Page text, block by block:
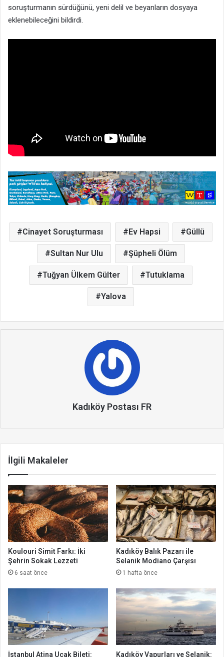
soruşturmanın sürdüğünü, yeni delil ve beyanların dosyaya
eklenebileceğini bildirdi.
Cinayet Soruşturması Ev Hapsi Güllü
Sultan Nur Ulu Şüpheli Ölüm
Tuğyan Ülkem Gülter Tutuklama
Yalova
Kadıköy Postası FR
İlgili Makaleler
Koulouri Simit Farkı: İki
Şehrin Sokak Lezzeti
6 saat önce
Kadıköy Balık Pazarı ile
Selanik Modiano Çarşısı
1 hafta önce
İstanbul Atina Uçak Bileti:
Kadıköy Vapurları ve Selanik: